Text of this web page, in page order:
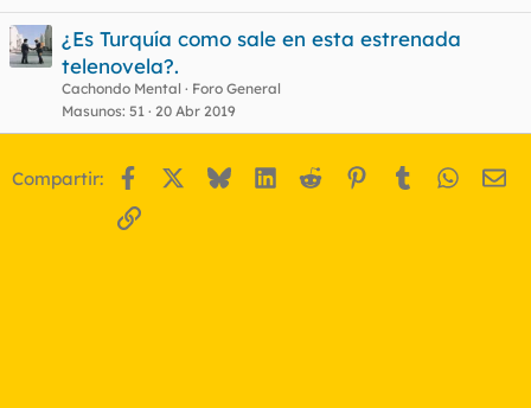
¿Es Turquía como sale en esta estrenada
telenovela?.
Cachondo Mental
Foro General
Masunos 51 20 Abr 2019
Compartir: Facebook BlueskyLinkedIn
Reddit Pinterest
Tumblr
Enlace